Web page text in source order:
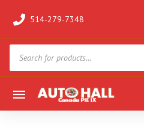
514-279-7348
search